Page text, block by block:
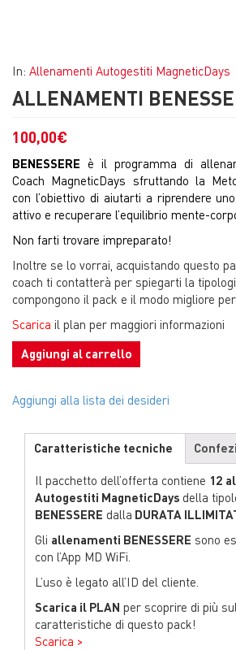
In: Allenamenti Autogestiti MagneticDays
ALLENAMENTI
100,00€
BENESSERE è il programma di
Coach MagneticDays sfruttando la
con l’obiettivo di aiutarti a riprendere
attivo e recuperare l’equilibrio mente-
Non farti trovare impreparato!
Inoltre se lo vorrai, acquistando questo
coach ti contatterà per spiegarti la
compongono il pack e il modo migliore
Scarica il plan per maggiori informazioni
Aggiungi al carrello
Aggiungi alla lista dei desideri
Caratteristiche tecniche
Il pacchetto dell’offerta contiene 12
Autogestiti MagneticDays della
BENESSERE dalla DURATA
Gli allenamenti BENESSERE sono
con l’App MD WiFi.
L’uso è legato all’ID del cliente.
Scarica il PLAN per scoprire di più
caratteristiche di questo pack!
Scarica >